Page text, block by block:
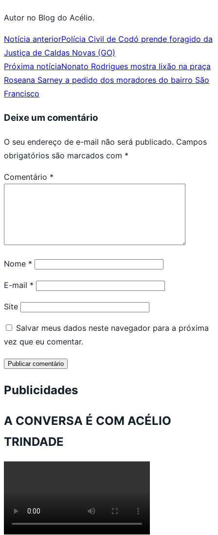
Autor no Blog do Acélio.
Notícia anteriorPolícia Civil de Codó prende foragido da
Justiça de Caldas Novas (GO)
Próxima notíciaNonato Rodrigues mostra lixão na praça
Roseana Sarney a pedido dos moradores do bairro São
Francisco
Deixe um comentário
O seu endereço de e-mail não será publicado. Campos
obrigatórios são marcados com *
Comentário *
Nome *
E-mail *
Site
Salvar meus dados neste navegador para a próxima
vez que eu comentar.
Publicidades
A CONVERSA É COM ACÉLIO
TRINDADE